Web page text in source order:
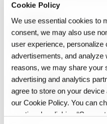
Cookie Policy
We use essential cookies to
consent, we may also use
user experience, personalize
advertisements, and analyze
reasons, we may share your
advertising and analytics
agree to store on your
our Cookie Policy. You can
any time by clicking
모델링·시각화·커뮤니케이션까지
직군 중 하나입니다.
Encryption
암호화(Encryption)는 원본 데
키로 변환해 권한 없는 자가 이해
기술입니다. 대칭키(AES,
암호, 양자 내성 암호 등이 있으며
(in transit), 사용 중 데이터(in
LLM Gateway
LLM 게이트웨이(LLM Gateway)
애플리케이션이 대규모 언어 모델을
관리 계층입니다. 프롬프트·응답 내
관리, 감사 로그, 모델 라우팅, 비